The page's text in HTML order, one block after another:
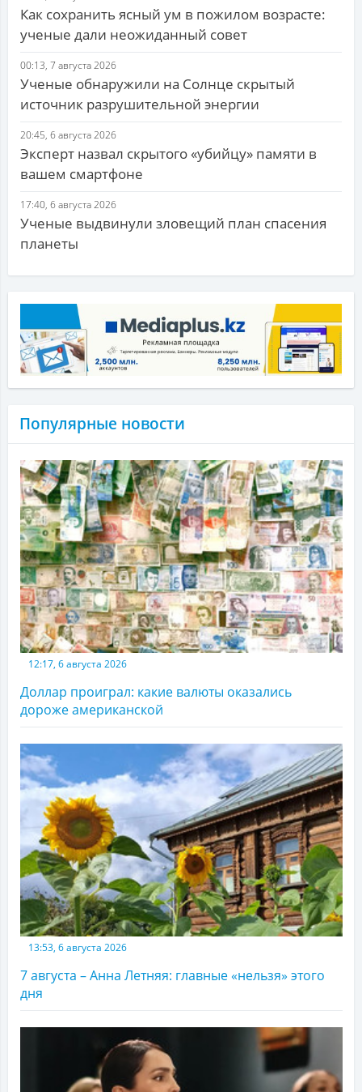
Как сохранить ясный ум в пожилом возрасте:
ученые дали неожиданный совет
00:13, 7 августа 2026
Ученые обнаружили на Солнце скрытый
источник разрушительной энергии
20:45, 6 августа 2026
Эксперт назвал скрытого «убийцу» памяти в
вашем смартфоне
17:40, 6 августа 2026
Ученые выдвинули зловещий план спасения
планеты
Популярные новости
12:17, 6 августа 2026
Доллар проиграл: какие валюты оказались
дороже американской
13:53, 6 августа 2026
7 августа – Анна Летняя: главные «нельзя» этого
дня